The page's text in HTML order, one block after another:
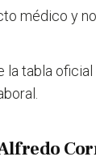
médico y
la tabla